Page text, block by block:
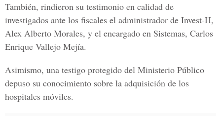
También, rindieron su testimonio en calidad de
investigados ante los fiscales el administrador de Invest-H,
Alex Alberto Morales, y el encargado en Sistemas, Carlos
Enrique Vallejo Mejía.
Asimismo, una testigo protegido del Ministerio Público
depuso su conocimiento sobre la adquisición de los
hospitales móviles.